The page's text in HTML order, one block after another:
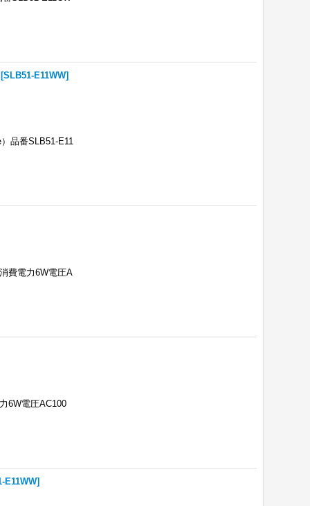
[SLB51-E11WW]
品番SLB51-E11
費電力6W電圧A
6W電圧AC100
E11WW]